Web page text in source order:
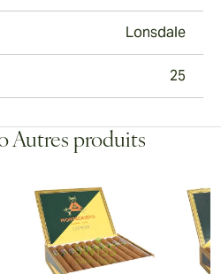
Lonsdale
25
Autres produits